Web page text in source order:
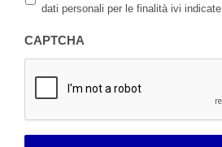
dati personali per le finalità ivi indicate.
CAPTCHA